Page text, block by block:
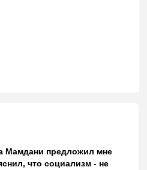
Мамдани предложил мне
что социализм - не